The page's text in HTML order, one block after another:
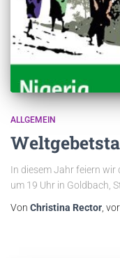
ALLGEMEIN
In diesem Jahr feiern wir
um 19 Uhr in Goldbach,
Von Christina Rector , vor